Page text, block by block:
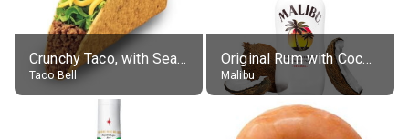
Crunchy Taco, with Seasoned Beef
Taco Bell
Original Rum with Coconut Flavour (21% alc.)
Malibu